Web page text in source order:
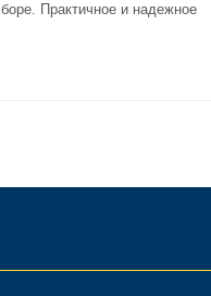
Практичное и надежное